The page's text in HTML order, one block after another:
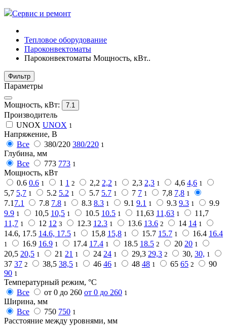
Сервис и ремонт
Тепловое оборудование
Пароконвектоматы
Пароконвектоматы Мощность, кВт..
Фильтр
Параметры
Мощность, кВт: 7.1
Производитель
UNOX UNOX 1
Напряжение, В
Все
380/220 380/220 1
Глубина, мм
Все
773 773 1
Мощность, кВт
0.6 0.6 1 1 1 2 2,2 2,2 1 2,3 2,3 1 4,6 4,6 1
5,7 5,7 1 5.2 5.2 1 5.7 5.7 1 7 7 1 7,8 7,8 1
7.1 7.1 7.8 7.8 1 8.3 8.3 1 9.1 9.1 1 9.3 9.3 1
9.9
9.9 1 10,5 10,5 1 10.5 10.5 1 11,63 11,63 1
11,7
11,7 1 12 12 3 12.3 12.3 1 13.6 13.6 2 14 14 1
14.6, 17.5 14.6, 17.5 1 15,8 15,8 1 15.7 15.7 1 16.4 16.4
1 16.9 16.9 1 17.4 17.4 1 18.5 18.5 2 20 20 1
20,5 20,5 1 21 21 1 24 24 1 29,3 29,3 2 30, 30, 1
37 37 2 38,5 38,5 1 46 46 1 48 48 1 65 65 2
90
90 1
Температурный режим, °C
Все
от 0 до 260 от 0 до 260 1
Ширина, мм
Все
750 750 1
Расстояние между уровнями, мм